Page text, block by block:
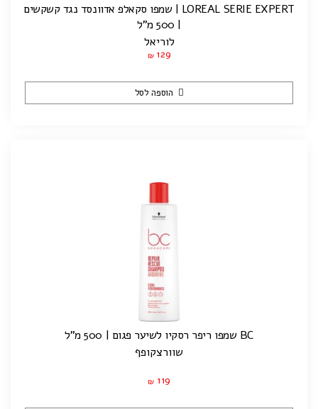
LOREAL SERIE EXPERT | שמפו סקאלפ אדוונסד נגד קשקשים
| 500 מ"ל
לוריאל
₪ 129
הוספה לסל
BC שמפו ריפר רסקיו לשיער פגום | 500 מ”ל
שוורצקופף
₪ 119